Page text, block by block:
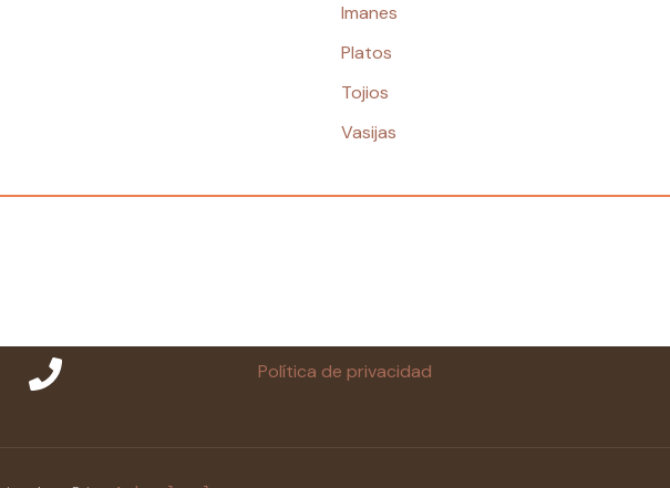
Imanes
Platos
Tojios
Vasijas
Política de privacidad